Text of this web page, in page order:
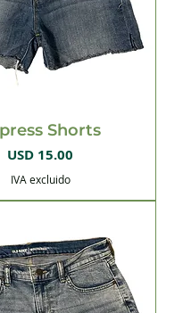
Shorts
Precio
USD 15.00
IVA excluido